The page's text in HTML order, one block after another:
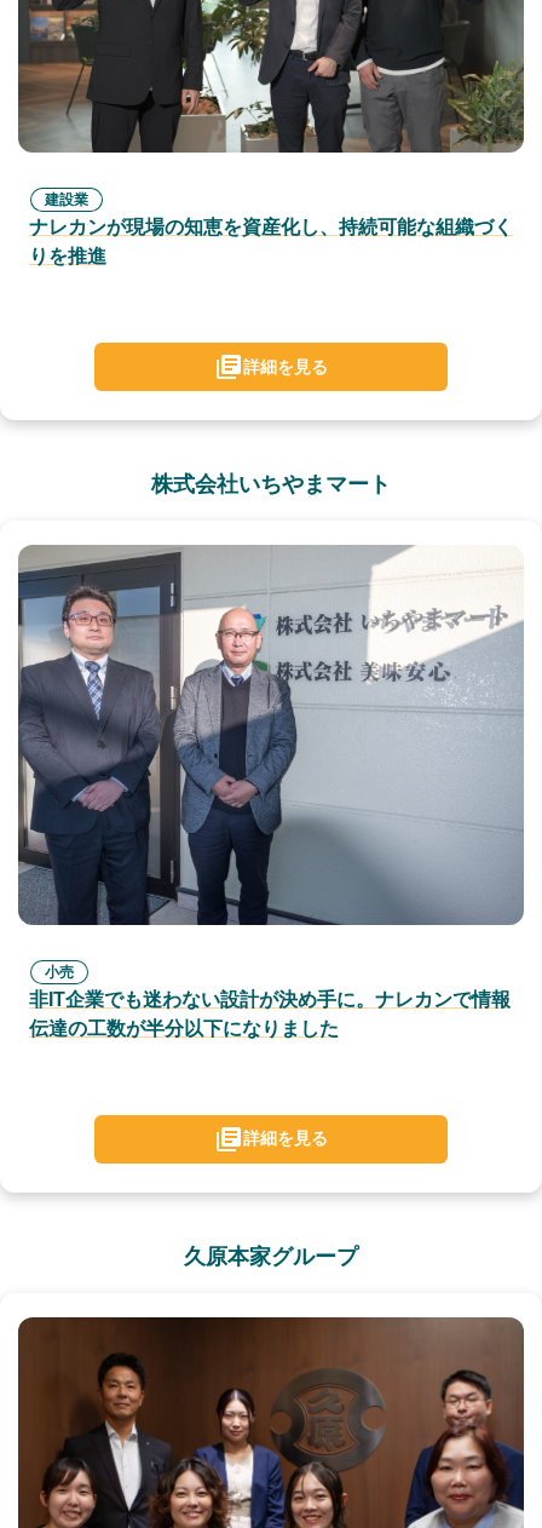
建設業
ナレカンが現場の知恵を資産化し、持続可能な組織づく
りを推進
詳細を見る
株式会社いちやまマート
小売
非IT企業でも迷わない設計が決め手に。ナレカンで情報
伝達の工数が半分以下になりました
詳細を見る
久原本家グループ